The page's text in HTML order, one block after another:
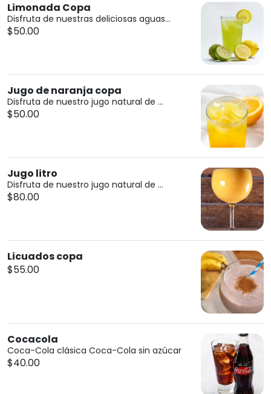
Limonada Copa
Disfruta de nuestras deliciosas aguas...
$50.00
Jugo de naranja copa
Disfruta de nuestro jugo natural de ...
$50.00
Jugo litro
Disfruta de nuestro jugo natural de ...
$80.00
Licuados copa
$55.00
Cocacola
Coca-Cola clásica Coca-Cola sin azúcar
$40.00